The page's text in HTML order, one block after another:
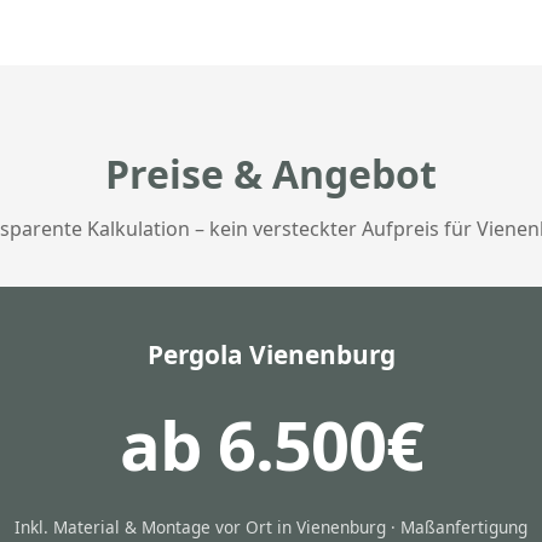
Preise & Angebot
Kalkulation – kein versteckter Aufpreis für
Pergola Vienenburg
ab 6.500€
Inkl. Material & Montage vor Ort in Vienenburg · Maßanfertigung